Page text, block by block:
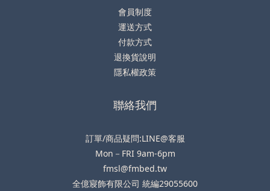
會員制度
運送方式
付款方式
退換貨說明
隱私權政策
聯絡我們
訂單/商品疑問:LINE@客服
Mon－FRI 9am-6pm
fmsl@fmbed.tw
全億寢飾有限公司 統編29055600